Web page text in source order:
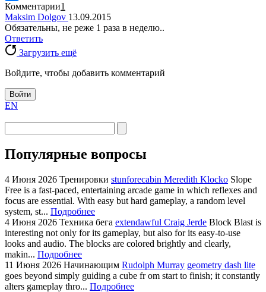
Комментарии1
Maksim Dolgov 13.09.2015
Обязательны, не реже 1 раза в неделю..
Ответить
Загрузить ещё
Войдите, чтобы добавить комментарий
Войти
EN
Популярные вопросы
4 Июня 2026 Тренировки stunforecabin Meredith Klocko Slope
Free is a fast-paced, entertaining arcade game in which reflexes and
focus are essential. With easy but hard gameplay, a random level
system, st... Подробнее
4 Июня 2026 Техника бега extendawful Craig Jerde Block Blast is
interesting not only for its gameplay, but also for its easy-to-use
looks and audio. The blocks are colored brightly and clearly,
makin... Подробнее
11 Июня 2026 Начинающим Rudolph Murray geometry dash lite
goes beyond simply guiding a cube fr om start to finish; it constantly
alters gameplay thro... Подробнее